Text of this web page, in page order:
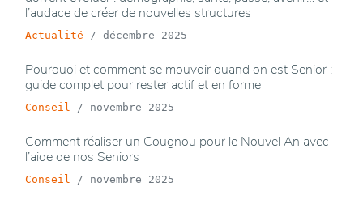
l’audace de créer de nouvelles structures
Actualité / décembre 2025
Pourquoi et comment se mouvoir quand on est Senior :
guide complet pour rester actif et en forme
Conseil / novembre 2025
Comment réaliser un Cougnou pour le Nouvel An avec
l’aide de nos Seniors
Conseil / novembre 2025